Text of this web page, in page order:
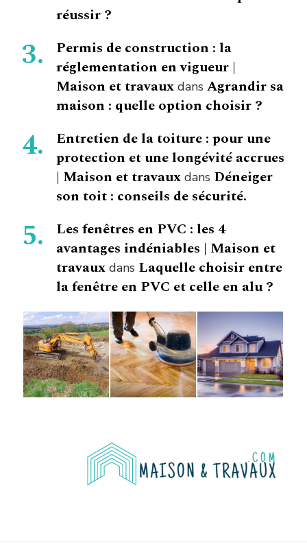
réussir ?
Permis de construction : la
réglementation en vigueur |
Maison et travaux dans Agrandir sa
maison : quelle option choisir ?
Entretien de la toiture : pour une
protection et une longévité accrues
| Maison et travaux dans Déneiger
son toit : conseils de sécurité.
Les fenêtres en PVC : les 4
avantages indéniables | Maison et
travaux dans Laquelle choisir entre
la fenêtre en PVC et celle en alu ?